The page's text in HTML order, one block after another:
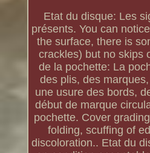
Etat du disque: Les
présents. You can
the surface, there is
crackles) but no skips
de la pochette: La
des plis, des
une usure des bords,
début de marque
pochette. Cover
folding, scuffing of
discoloration.. Etat du